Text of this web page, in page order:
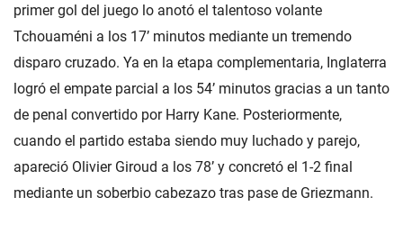
primer gol del juego lo anotó el talentoso volante
Tchouaméni a los 17’ minutos mediante un tremendo
disparo cruzado. Ya en la etapa complementaria, Inglaterra
logró el empate parcial a los 54’ minutos gracias a un tanto
de penal convertido por Harry Kane. Posteriormente,
cuando el partido estaba siendo muy luchado y parejo,
apareció Olivier Giroud a los 78’ y concretó el 1-2 final
mediante un soberbio cabezazo tras pase de Griezmann.